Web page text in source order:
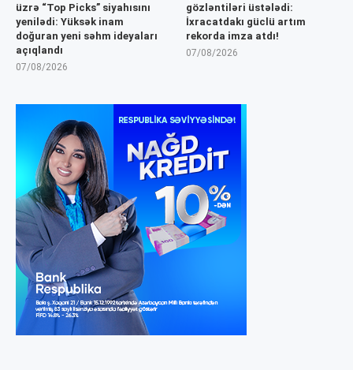
üzrə “Top Picks” siyahısını
yenilədi: Yüksək inam
doğuran yeni səhm ideyaları
açıqlandı
07/08/2026
gözləntiləri üstələdi:
İxracatdakı güclü artım
rekorda imza atdı!
07/08/2026